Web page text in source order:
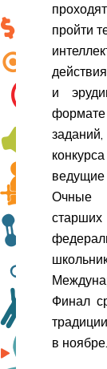
пройти
действия
и
Очные
Финал
в ноябре.